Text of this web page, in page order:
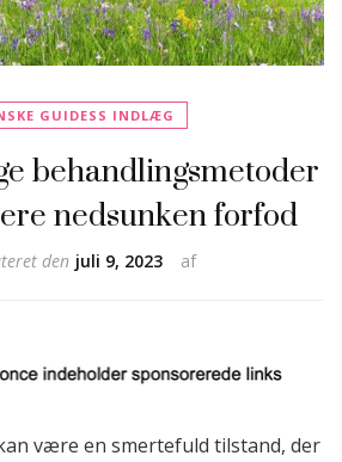
GUIDESS INDLÆG
behandlingsmetoder
nedsunken forfod
af
den juli 9, 2023
være en smertefuld tilstand, der